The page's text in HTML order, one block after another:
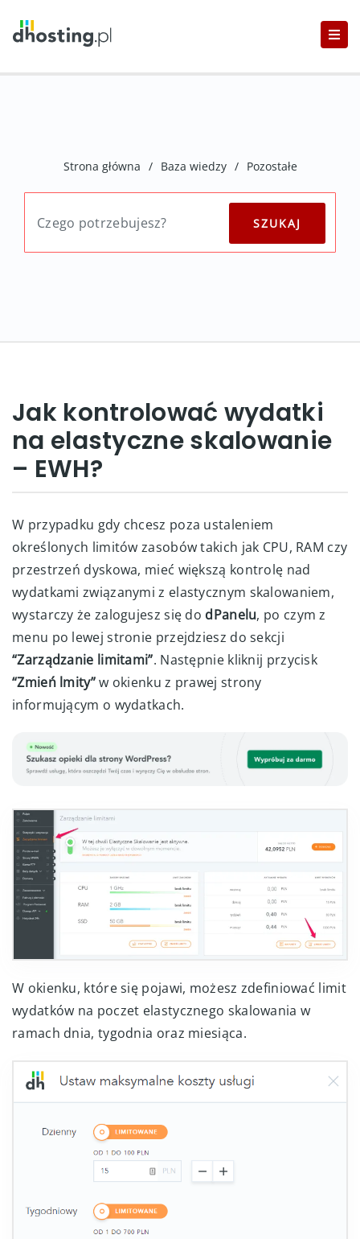
Strona główna / Baza wiedzy / Pozostałe
Jak kontrolować wydatki
na elastyczne skalowanie
– EWH?
W przypadku gdy chcesz poza ustaleniem
określonych limitów zasobów takich jak CPU, RAM czy
przestrzeń dyskowa, mieć większą kontrolę nad
wydatkami związanymi z elastycznym skalowaniem,
wystarczy że zalogujesz się do dPanelu, po czym z
menu po lewej stronie przejdziesz do sekcji
“Zarządzanie limitami”. Następnie kliknij przycisk
“Zmień lmity”w okienku z prawej strony
informującym o wydatkach.
W okienku, które się pojawi, możesz zdefiniować limit
wydatków na poczet elastycznego skalowania w
ramach dnia, tygodnia oraz miesiąca.